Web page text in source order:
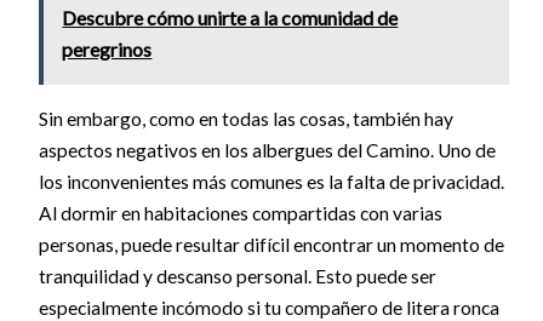
Descubre cómo unirte a la comunidad de
peregrinos
Sin embargo, como en todas las cosas, también hay
aspectos negativos en los albergues del Camino. Uno de
los inconvenientes más comunes es la falta de privacidad.
Al dormir en habitaciones compartidas con varias
personas, puede resultar difícil encontrar un momento de
tranquilidad y descanso personal. Esto puede ser
especialmente incómodo si tu compañero de litera ronca